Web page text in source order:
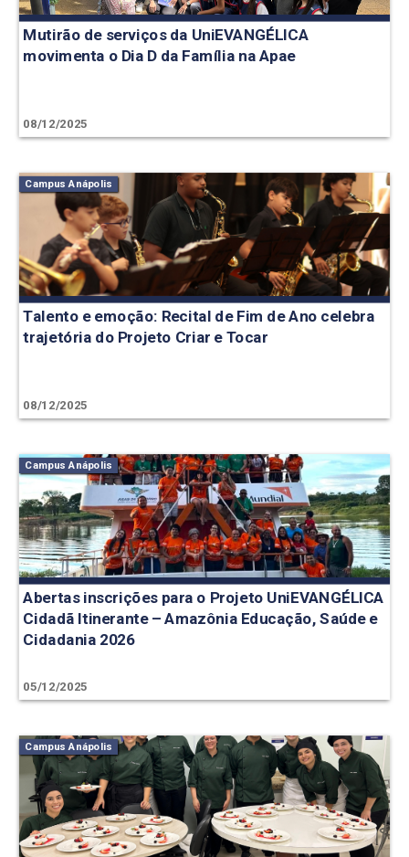
Mutirão de serviços da UniEVANGÉLICA
movimenta o Dia D da Família na Apae
08/12/2025
Campus Anápolis
Talento e emoção: Recital de Fim de Ano celebra
trajetória do Projeto Criar e Tocar
08/12/2025
Campus Anápolis
Abertas inscrições para o Projeto UniEVANGÉLICA
Cidadã Itinerante – Amazônia Educação, Saúde e
Cidadania 2026
05/12/2025
Campus Anápolis